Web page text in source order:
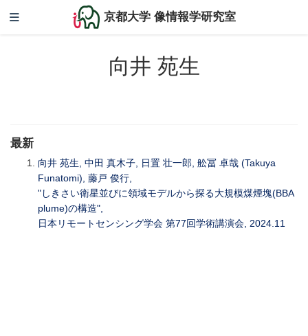
京都大学 像情報学研究室
向井 苑生
最新
向井 苑生, 中田 真木子, 日置 壮一郎, 舩冨 卓哉 (Takuya
Funatomi), 藤戸 俊行,
"しきさい衛星並びに領域モデルから探る大規模煤煙塊(BBA
plume)の構造",
日本リモートセンシング学会 第77回学術講演会, 2024.11